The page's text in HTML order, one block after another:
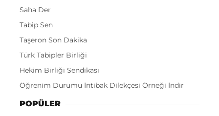
Saha Der
Tabip Sen
Taşeron Son Dakika
Türk Tabipler Birliği
Hekim Birliği Sendikası
Öğrenim Durumu İntibak Dilekçesi Örneği İndir
POPÜLER